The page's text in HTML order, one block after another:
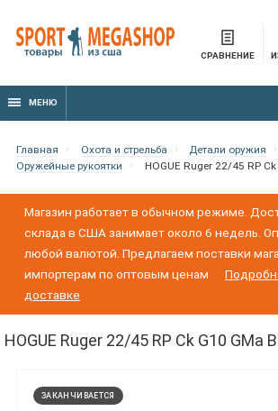
СРАВНЕНИЕ
МЕНЮ
Главная Охота и стрельба
Детали оружия
Оружейные рукоятки
HOGUE Ruger 22/45 RP
Магазин работает в обычном режиме.
склада в США занимает около 6 недель.
любой валютой. Предлагаем поставки
импортерам по оптовым ценам
доставке
HOGUE Ruger 22/45 RP Ck G10 GMa
ЗАКАНЧИВАЕТСЯ